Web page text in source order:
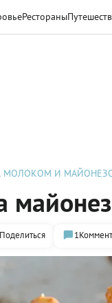
Рестораны
МОЛОКОМ И
Поделиться 1